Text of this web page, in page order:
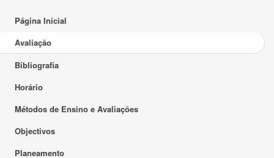
Página Inicial
Avaliação
Bibliografia
Horário
Métodos de Ensino e Avaliações
Objectivos
Planeamento